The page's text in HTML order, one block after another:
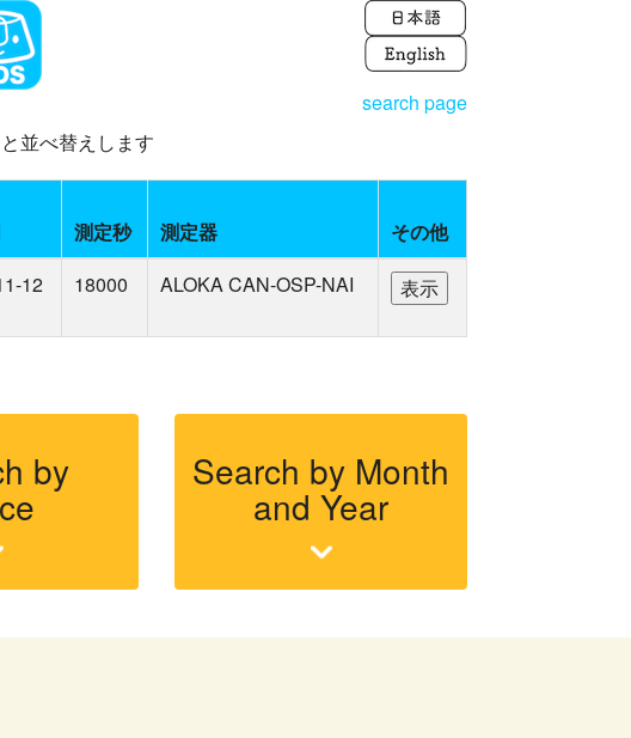
search page
並べ替えします
測定秒 測定器
その他
12 18000 ALOKA CAN-OSP-NAI
by Search by Month
and Year